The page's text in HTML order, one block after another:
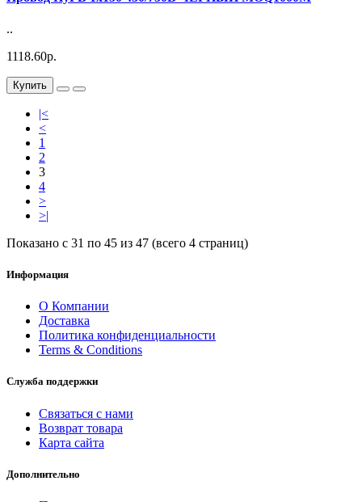
..
1118.60р.
Купить
|<
<
1
2
3
4
>
>|
Показано с 31 по 45 из 47 (всего 4 страниц)
Информация
О Компании
Доставка
Политика конфиденциальности
Terms & Conditions
Служба поддержки
Связаться с нами
Возврат товара
Карта сайта
Дополнительно